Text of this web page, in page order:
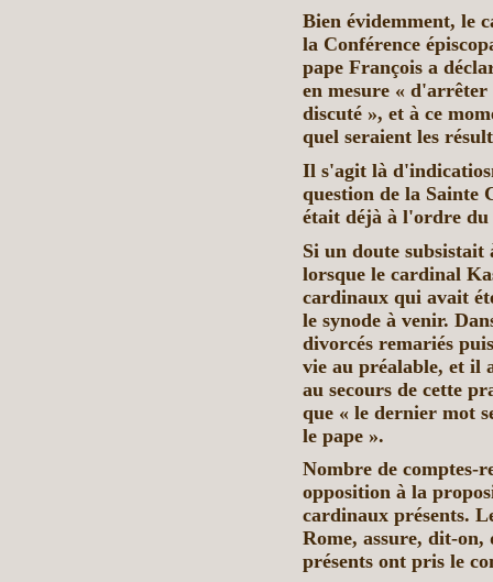
Bien évidemment, le
la Conférence
pape François a
en mesure «
discuté », et à ce
quel seraient les
Il s'agit là
question de la Sainte
était déjà à l'ordre
Si un doute
lorsque le cardinal
cardinaux qui avait
le synode à venir.
divorcés remariés
vie au préalable, et il
au secours de cette
que « le dernier mot
le pape ».
Nombre de comptes-
opposition à la
cardinaux présents.
Rome, assure, dit-on,
présents ont pris le